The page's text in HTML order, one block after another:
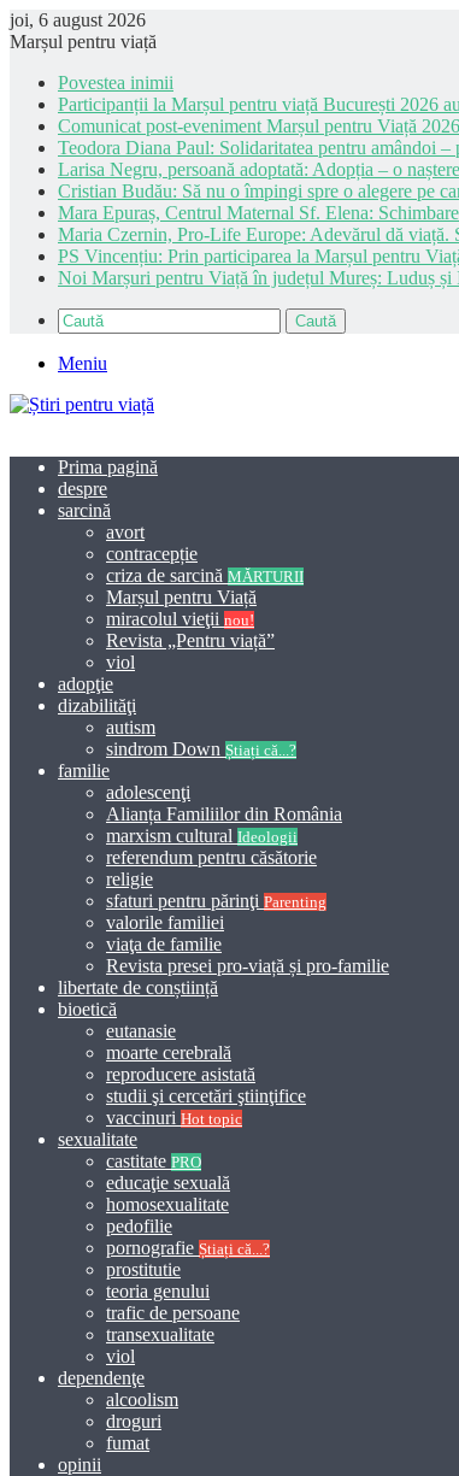
joi, 6 august 2026
Marșul pentru viață
Povestea inimii
Participanții la Marșul pentru viață București 2026
Comunicat post-eveniment Marșul pentru Viață
Teodora Diana Paul: Solidaritatea pentru amândoi
Larisa Negru, persoană adoptată: Adopția – o
Cristian Budău: Să nu o împingi spre o alegere pe
Mara Epuraș, Centrul Maternal Sf. Elena:
Maria Czernin, Pro-Life Europe: Adevărul dă viață.
PS Vincențiu: Prin participarea la Marșul pentru
Noi Marșuri pentru Viață în județul Mureș: Luduș și
Caută
Meniu
Prima pagină
despre
sarcină
avort
contracepție
criza de sarcină MĂRTURII
Marșul pentru Viață
miracolul vieţii nou!
Revista „Pentru viață”
viol
adopţie
dizabilităţi
autism
sindrom Down Știați că...?
familie
adolescenţi
Alianța Familiilor din România
marxism cultural Ideologii
referendum pentru căsătorie
religie
sfaturi pentru părinţi Parenting
valorile familiei
viaţa de familie
Revista presei pro-viață și pro-familie
libertate de conștiință
bioetică
eutanasie
moarte cerebrală
reproducere asistată
studii şi cercetări ştiinţifice
vaccinuri Hot topic
sexualitate
castitate PRO
educaţie sexuală
homosexualitate
pedofilie
pornografie Știați că...?
prostitutie
teoria genului
trafic de persoane
transexualitate
viol
dependenţe
alcoolism
droguri
fumat
opinii